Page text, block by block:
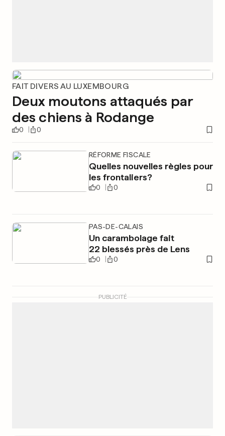
FAIT DIVERS AU LUXEMBOURG
Deux moutons attaqués par
des chiens à Rodange
0 0
RÉFORME FISCALE
Quelles nouvelles règles pour
les frontaliers?
0 0
PAS-DE-CALAIS
Un carambolage fait
22 blessés près de Lens
0 0
PUBLICITÉ